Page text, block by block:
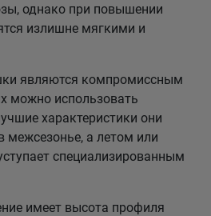
однако при повышении
излишне мягкими и
являются компромиссным
можно использовать
характеристики они
межсезонье, а летом или
специализированным
имеет высота профиля